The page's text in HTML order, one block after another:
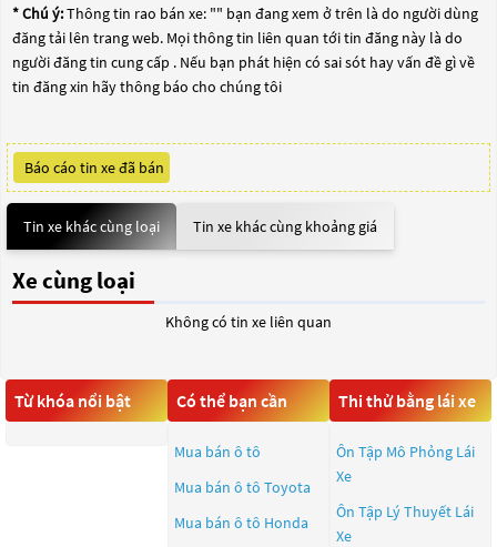
* Chú ý:Thông tin rao bán xe: "" bạn đang xem ở trên là do người dùng
đăng tải lên trang web. Mọi thông tin liên quan tới tin đăng này là do
người đăng tin cung cấp . Nếu bạn phát hiện có sai sót hay vấn đề gì về
tin đăng xin hãy thông báo cho chúng tôi
Báo cáo tin xe đã bán
Tin xe khác cùng loại Tin xe khác cùng khoảng giá
Xe cùng loại
Không có tin xe liên quan
Từ khóa nổi bật Có thể bạn cần
Mua bán ô tô
Mua bán ô tô Toyota
Mua bán ô tô Honda
Thi thử bằng lái xe
Ôn Tập Mô Phỏng Lái
Xe
Ôn Tập Lý Thuyết Lái
Xe